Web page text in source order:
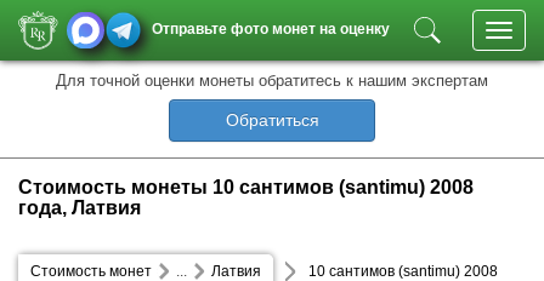
Отправьте фото монет на оценку
Для точной оценки монеты обратитесь к нашим экспертам
Обратиться
Стоимость монеты 10 сантимов (santimu) 2008
года, Латвия
Стоимость монет Латвия
... 10 сантимов (santimu) 2008